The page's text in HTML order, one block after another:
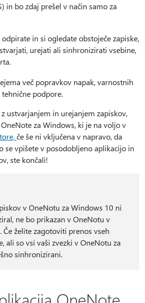
in bo zdaj prešel v način samo za
in si ogledate obstoječe zapiske,
urejati ali sinhronizirati vsebine,
več popravkov napak, varnostnih
podpore.
ustvarjanjem in urejanjem zapiskov,
za Windows, ki je na voljo v
če še ni vključena v napravo, da
se vpišete v posodobljeno aplikacijo in
ste končali!
v OneNotu za Windows 10 ni
ne bo prikazan v OneNotu v
želite zagotoviti prenos vseh
ali so vsi vaši zvezki v OneNotu za
sinhronizirani.